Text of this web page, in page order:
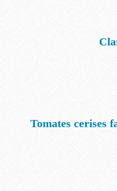
Tomates cerises